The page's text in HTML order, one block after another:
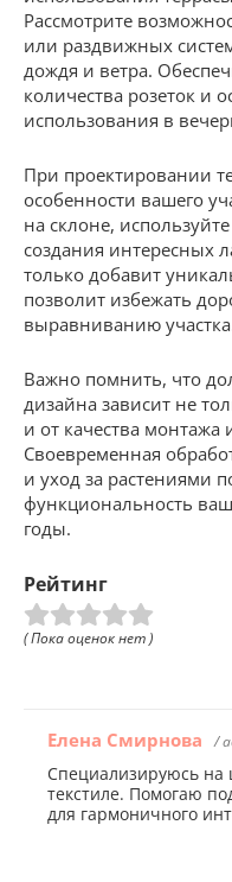
Рассмотрите
или раздвижных
дождя и ветра.
количества розеток и
использования в
При проектировании
особенности вашего
на склоне,
создания интересных
только добавит
позволит избежать
выравниванию
Важно помнить, что
дизайна зависит не
и от качества монтажа
Своевременная
и уход за растениями
функциональность
годы.
Рейтинг
( Пока оценок нет )
Елена Смирнова /
Специализируюсь на
текстиле. Помогаю
для гармоничного